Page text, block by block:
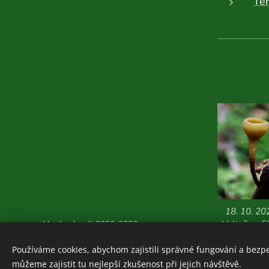
18. 10.
Valteřice,
Houboviny © 2020-2026
Zajímavosti z vlastních
průzkumů:ZDE
Používáme cookies, abychom zajistili správné fungování a
můžeme zajistit tu nejlepší zkušenost při jejich návštěvě.